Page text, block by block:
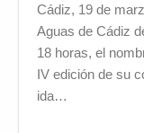
Cádiz, 19 de
Aguas de Cádiz
18 horas, el
IV edición de su
ida…